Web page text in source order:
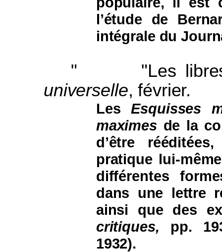
l’étude de
intégrale du
"
"Les
universelle, février.
LesEsquisses
maximes de la
d’être
pratique lui-
différentes
dans une lettre
ainsi que des
critiques, pp.
1932).